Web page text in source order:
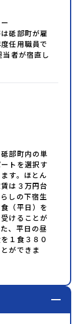
砥部町が雇
任用職員で
当者が宿直し
部町内の単
トを選択す
す。ほとん
は３万円台
しの下宿生
（平日）を
けることが
、平日の昼
１食３８０
ができま